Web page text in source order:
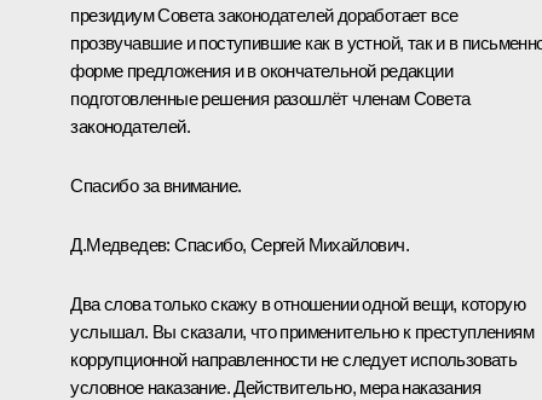
президиум Совета законодателей доработает все
прозвучавшие и поступившие как в устной, так и в
форме предложения и в окончательной редакции
подготовленные решения разошлёт членам Совета
законодателей.
Спасибо за внимание.
Д.Медведев:Спасибо, Сергей Михайлович.
Два слова только скажу в отношении одной вещи, которую
услышал. Вы сказали, что применительно к преступлениям
коррупционной направленности не следует использовать
условное наказание. Действительно, мера наказания